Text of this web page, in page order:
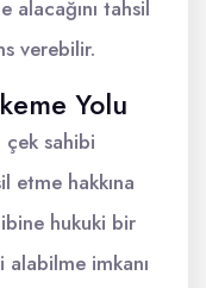
alacağını tahsil
verebilir.
Yolu
sahibi
etme hakkına
hukuki bir
alabilme imkanı